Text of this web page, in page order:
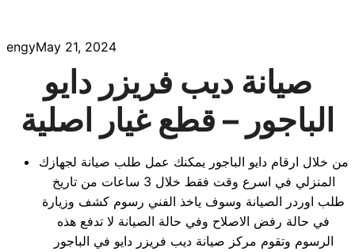
engyMay 21, 2024
صيانة ديب فريزر دايو
الباجور – قطع غيار اصلية
من خلال ارقام دايو الباجور يمكنك عمل طلب صيانة لجهازك
المنزلي في اسرع وقت فقط خلال 3 ساعات من تاريخ
طلب اوردر الصيانة وسوف ياخذ الفني رسوم كشف وزيارة
في حالة رفض الاصلاح وفي حالة الصيانة لا تدفع هذه
الرسوم وتقوم مركز صيانة ديب فريزر دايو في الباجور